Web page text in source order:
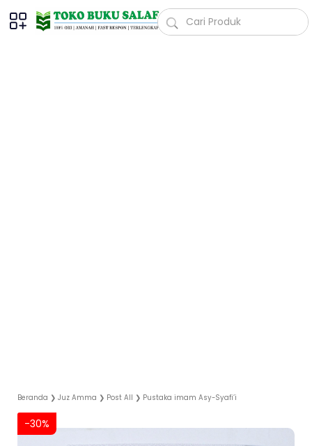
Beranda ❯ Juz Amma ❯ Post All ❯ Pustaka imam Asy-Syafi’i
-30%